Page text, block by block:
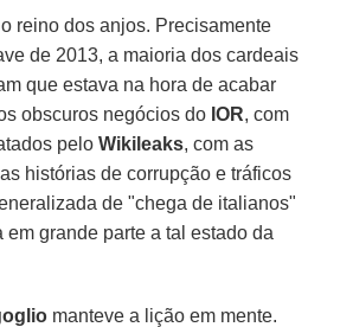
reino dos anjos. Precisamente
de 2013, a maioria dos cardeais
que estava na hora de acabar
obscuros negócios do IOR, com
peloWikileaks, com as
histórias de corrupção e tráficos
de "chega de italianos"
em grande parte a tal estado da
manteve a lição em mente.